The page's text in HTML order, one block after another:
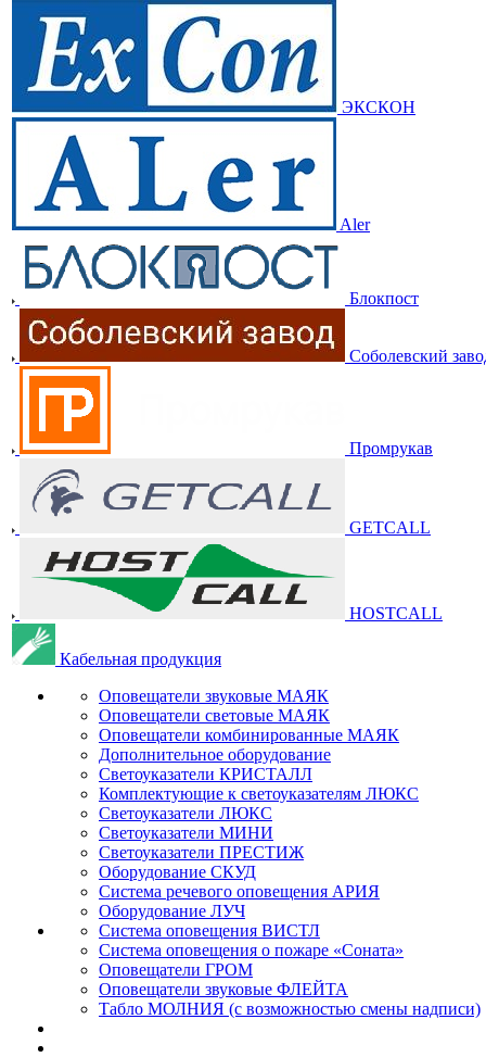
ЭКСКОН
Aler
Блокпост
Соболевский
Промрукав
GETCALL
HOSTCALL
Кабельная продукция
Оповещатели звуковые МАЯК
Оповещатели световые МАЯК
Оповещатели комбинированные МАЯК
Дополнительное оборудование
Светоуказатели КРИСТАЛЛ
Комплектующие к светоуказателям ЛЮКС
Светоуказатели ЛЮКС
Светоуказатели МИНИ
Светоуказатели ПРЕСТИЖ
Оборудование СКУД
Система речевого оповещения АРИЯ
Оборудование ЛУЧ
Система оповещения ВИСТЛ
Система оповещения о пожаре «Соната»
Оповещатели ГРОМ
Оповещатели звуковые ФЛЕЙТА
Табло МОЛНИЯ (с возможностью смены надписи)